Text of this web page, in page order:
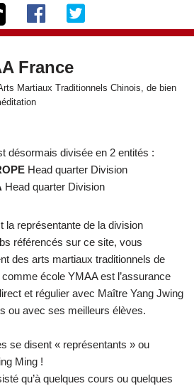
France
Martiaux Traditionnels Chinois, de bien
désormais divisée en 2 entités :
Head quarter Division
Head quarter Division
la représentante de la division
référencés sur ce site, vous
des arts martiaux traditionnels de
école YMAA est l’assurance
et régulier avec Maître Yang Jwing
ou avec ses meilleurs élèves.
se disent « représentants » ou
Ming !
qu’à quelques cours ou quelques